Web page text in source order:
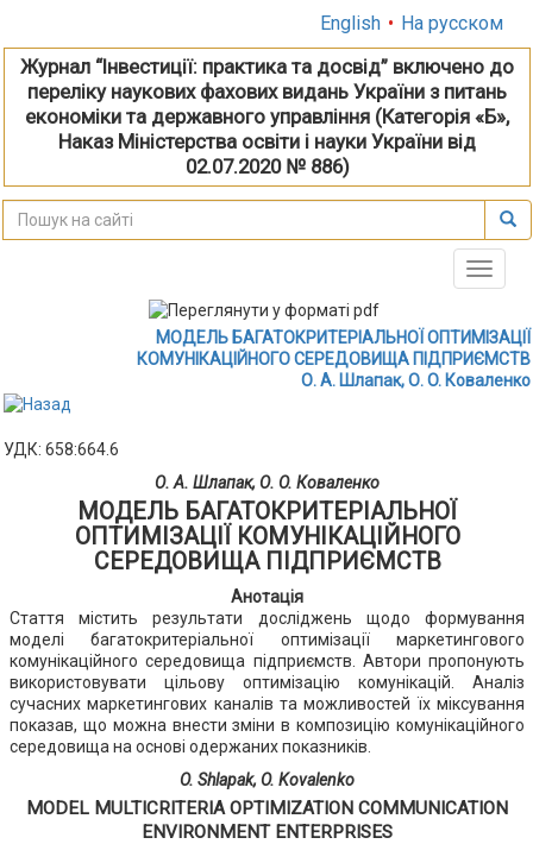
English • На русском
Журнал “Інвестиції: практика та досвід” включено до
переліку наукових фахових видань України з питань
економіки та державного управління (Категорія «Б»,
Наказ Міністерства освіти і науки України від
02.07.2020 № 886)
Toggle
МОДЕЛЬ БАГАТОКРИТЕРІАЛЬНОЇ ОПТИМІЗАЦІЇ
КОМУНІКАЦІЙНОГО СЕРЕДОВИЩА ПІДПРИЄМСТВ
О. А. Шлапак, О. O. Коваленко
УДК: 658:664.6
О. А. Шлапак, О. O. Коваленко
МОДЕЛЬ БАГАТОКРИТЕРІАЛЬНОЇ
ОПТИМІЗАЦІЇ КОМУНІКАЦІЙНОГО
СЕРЕДОВИЩА ПІДПРИЄМСТВ
Анотація
Стаття містить результати досліджень щодо формування
моделі багатокритеріальної оптимізації маркетингового
комунікаційного середовища підприємств. Автори пропонують
використовувати цільову оптимізацію комунікацій. Аналіз
сучасних маркетингових каналів та можливостей їх міксування
показав, що можна внести зміни в композицію комунікаційного
середовища на основі одержаних показників.
O. Shlapak, O. Kovalenko
MODEL MULTICRITERIA OPTIMIZATION COMMUNICATION
ENVIRONMENT ENTERPRISES